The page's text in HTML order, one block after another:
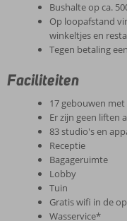
Bushalte op ca.
Op loopafstand
winkeltjes en
Tegen betaling
Faciliteiten
17 gebouwen
Er zijn geen liften
83 studio's en
Receptie
Bagageruimte
Lobby
Tuin
Gratis wifi in de
Wasservice*